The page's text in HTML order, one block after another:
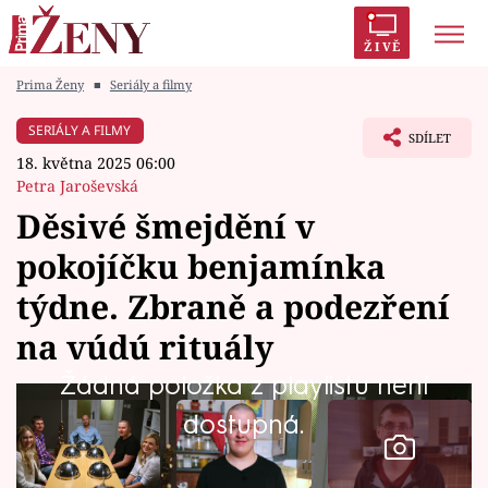
ŽIVĚ
Módní alarm
Témata
Celebrity
Vztahy
Seriály
Prima Ženy ■ Seriály a filmy
SERIÁLY A FILMY
18. května 2025 06:00
Petra Jaroševská
SDÍLET
Děsivé šmejdění v
pokojíčku benjamínka
týdne. Zbraně a podezření
na vúdú rituály
Žádná položka z playlistu není
dostupná.